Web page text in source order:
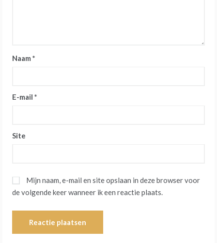
Naam *
E-mail *
Site
Mijn naam, e-mail en site opslaan in deze browser voor
de volgende keer wanneer ik een reactie plaats.